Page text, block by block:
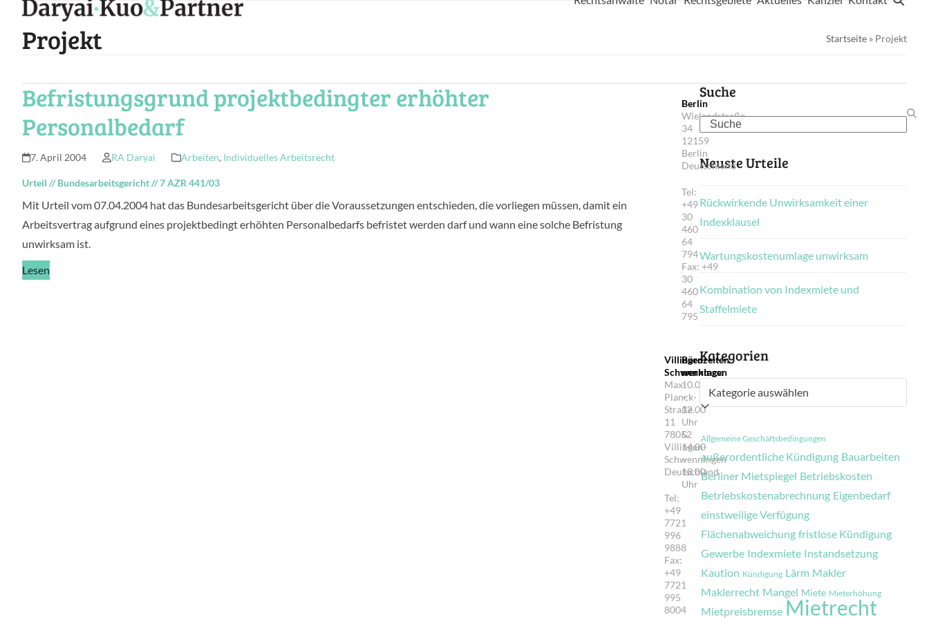
contentProjekt Startseite » Projekt
Befristungsgrund projektbedingter erhöhter
Personalbedarf
7. April 2004 RA Daryai Arbeiten, Individuelles Arbeitsrecht
Urteil //Bundesarbeitsgericht//7 AZR 441/03
Mit Urteil vom 07.04.2004 hat das Bundesarbeitsgericht über die Voraussetzungen entschieden, die vorliegen müssen, damit ein
Arbeitsvertrag aufgrund eines projektbedingt erhöhten Personalbedarfs befristet werden darf und wann eine solche Befristung
unwirksam ist.
Lesen
Suche
Search
Neuste Urteile
Rückwirkende Unwirksamkeit einer
Indexklausel
Wartungskostenumlage unwirksam
Kombination von Indexmiete und
Staffelmiete
Kategorien
Kategorien
Allgemeine Geschäftsbedingungen
außerordentliche Kündigung Bauarbeiten
Berliner Mietspiegel Betriebskosten
Betriebskostenabrechnung Eigenbedarf
einstweilige Verfügung
Flächenabweichung fristlose Kündigung
Gewerbe Indexmiete Instandsetzung
Kaution Kündigung Lärm Makler
Maklerrecht Mangel Miete Mieterhöhung
Mietpreisbremse Mietrecht
Berlin
Wielandstraße
34
12159
Berlin
Deutschland
Tel:
+49
30
460
64
794
Fax: +49
30
460
64
795
Villingen-
Schwenningen
Max-
Planck-
Straße
11
78052
Villingen-
Schwenningen
Deutschland
Tel:
+49
7721
996
9888
Fax:
+49
7721
995
8004
Bürozeiten
werktags:
10.00
–
12.00
Uhr
&
14.00
–
18.00
Uhr